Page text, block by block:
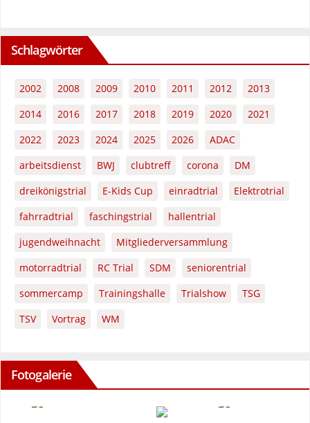
Schlagwörter
2002 2008 2009 2010 2011 2012
2013
2014
2016 2017 2018 2019 2020
2021
2022
2023 2024 2025 2026
ADAC
arbeitsdienst
BWJ clubtreff corona
DM
dreikönigstrial
E-Kids Cup einradtrial
Elektrotrial
fahrradtrial
faschingstrial
hallentrial
jugendweihnacht
Mitgliederversammlung
motorradtrial
RC Trial SDM
seniorentrial
sommercamp
Trainingshalle Trialshow
TSG
TSV
Vortrag WM
Fotogalerie